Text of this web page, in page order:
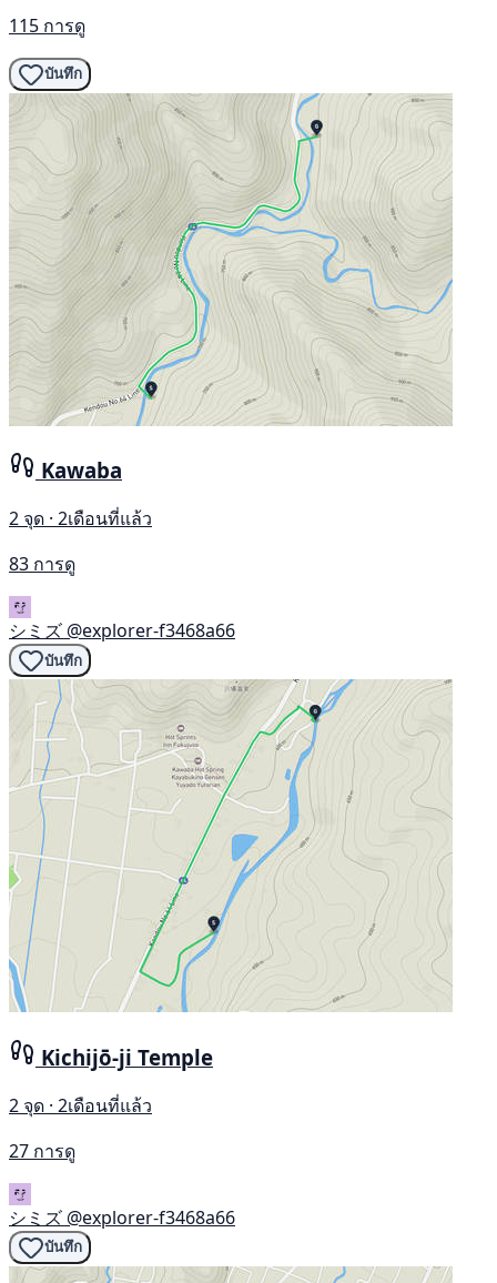
115 การดู
บันทึก
Kawaba
2 จุด · 2เดือนที่แล้ว
83 การดู
シミズ @explorer-f3468a66
บันทึก
Kichijō-ji Temple
2 จุด · 2เดือนที่แล้ว
27 การดู
シミズ @explorer-f3468a66
บันทึก